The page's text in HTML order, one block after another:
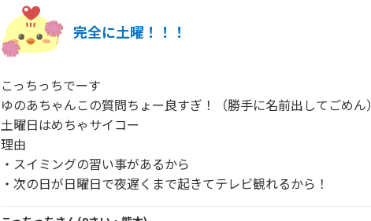
完全に土曜！！！
こっちっちでーす
ゆのあちゃんこの質問ちょー良すぎ！（勝手に名前出してごめん）
土曜日はめちゃサイコー
理由
・スイミングの習い事があるから